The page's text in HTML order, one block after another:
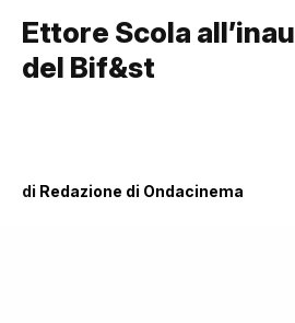
Ettore Scola
del Bif&st
di Redazione di Ondacinema